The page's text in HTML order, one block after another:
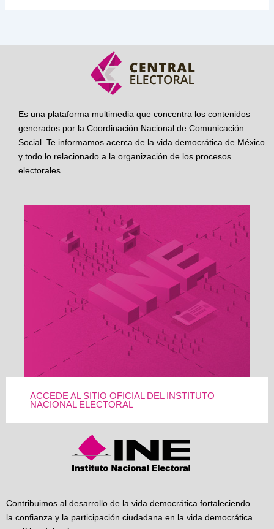
Es una plataforma multimedia que concentra los contenidos
generados por la Coordinación Nacional de Comunicación
Social. Te informamos acerca de la vida democrática de México
y todo lo relacionado a la organización de los procesos
electorales
ACCEDE AL SITIO OFICIAL DEL INSTITUTO
NACIONAL ELECTORAL
Contribuimos al desarrollo de la vida democrática fortaleciendo
la confianza y la participación ciudadana en la vida democrática